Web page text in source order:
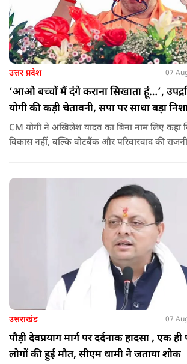
उत्तर प्रदेश 07
‘आओ बच्चों मैं दंगे कराना सिखाता हूं…’,
योगी की कड़ी चेतावनी, सपा पर साधा बड़ा
CM योगी ने अखिलेश यादव का बिना नाम लिए कहा
विकास नहीं, बल्कि वोटबैंक और परिवारवाद की
उत्तराखंड 07
पौड़ी देवप्रयाग मार्ग पर दर्दनाक हादसा , एक
लोगों की हुई मौत, सीएम धामी ने जताया शोक